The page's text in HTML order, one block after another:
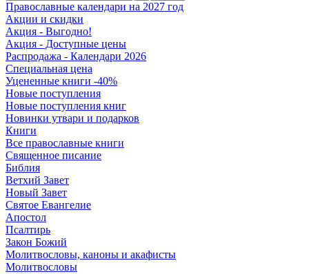
Православные календари на 2027 год
Акции и скидки
Акция - Выгодно!
Акция - Доступные цены
Распродажа - Календари 2026
Специальная цена
Уцененные книги -40%
Новые поступления
Новые поступления книг
Новинки утвари и подарков
Книги
Все православные книги
Священное писание
Библия
Ветхий Завет
Новый Завет
Святое Евангелие
Апостол
Псалтирь
Закон Божий
Молитвословы, каноны и акафисты
Молитвословы